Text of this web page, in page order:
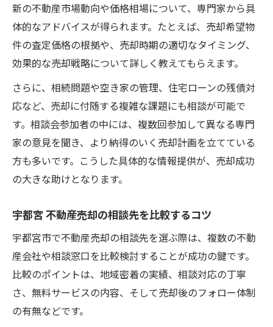
新の不動産市場動向や価格相場について、専門家から具
体的なアドバイスが得られます。たとえば、売却希望物
件の査定価格の根拠や、売却時期の適切なタイミング、
効果的な売却戦略について詳しく教えてもらえます。
さらに、相続問題や空き家の管理、住宅ローンの残債対
応など、売却に付随する複雑な課題にも相談が可能で
す。相談会参加者の中には、複数回参加して異なる専門
家の意見を聞き、より納得のいく売却計画を立てている
方も多いです。こうした具体的な情報提供が、売却成功
の大きな助けとなります。
宇都宮 不動産売却の相談先を比較するコツ
宇都宮市で不動産売却の相談先を選ぶ際は、複数の不動
産会社や相談窓口を比較検討することが成功の鍵です。
比較のポイントは、地域密着の実績、相談対応の丁寧
さ、無料サービスの内容、そして売却後のフォロー体制
の有無などです。